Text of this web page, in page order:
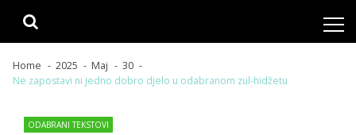
Home 2025 Maj
30
Ne zapostavi ni jedno dobro djelo u odabranom zul-hidžetu
ODABRANI TEKSTOVI